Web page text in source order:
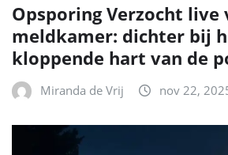
Opsporing Verzocht live
meldkamer: dichter bij
kloppende hart van de
Miranda de Vrij nov 22,